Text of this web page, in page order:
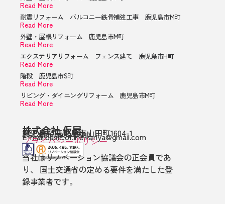
Read More
耐震リフォーム バルコニー鉄骨補強工事 鹿児島市M町
Read More
外壁・屋根リフォーム 鹿児島市M町
Read More
エクステリアリフォーム フェンス建て 鹿児島市H町
Read More
階段 鹿児島市S町
Read More
リビング・ダイニングリフォーム 鹿児島市M町
Read More
株式会社 仮屋
鹿児島県鹿児島市山田町1604-1
TEL:080-3999-7587
E-mail:basic.of.life.kariya@gmail.com
プライバシーポリシー
当社はリノベーション協議会の正会員であ
り、 国土交通省の定める要件を満たした登
録事業者です。